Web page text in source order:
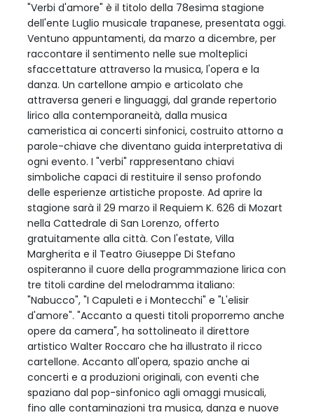
"Verbi d'amore" è il titolo della 78esima stagione
dell'ente Luglio musicale trapanese, presentata oggi.
Ventuno appuntamenti, da marzo a dicembre, per
raccontare il sentimento nelle sue molteplici
sfaccettature attraverso la musica, l'opera e la
danza. Un cartellone ampio e articolato che
attraversa generi e linguaggi, dal grande repertorio
lirico alla contemporaneità, dalla musica
cameristica ai concerti sinfonici, costruito attorno a
parole-chiave che diventano guida interpretativa di
ogni evento. I "verbi" rappresentano chiavi
simboliche capaci di restituire il senso profondo
delle esperienze artistiche proposte. Ad aprire la
stagione sarà il 29 marzo il Requiem K. 626 di Mozart
nella Cattedrale di San Lorenzo, offerto
gratuitamente alla città. Con l'estate, Villa
Margherita e il Teatro Giuseppe Di Stefano
ospiteranno il cuore della programmazione lirica con
tre titoli cardine del melodramma italiano:
"Nabucco", "I Capuleti e i Montecchi" e "L'elisir
d'amore". "Accanto a questi titoli proporremo anche
opere da camera", ha sottolineato il direttore
artistico Walter Roccaro che ha illustrato il ricco
cartellone. Accanto all'opera, spazio anche ai
concerti e a produzioni originali, con eventi che
spaziano dal pop-sinfonico agli omaggi musicali,
fino alle contaminazioni tra musica, danza e nuove